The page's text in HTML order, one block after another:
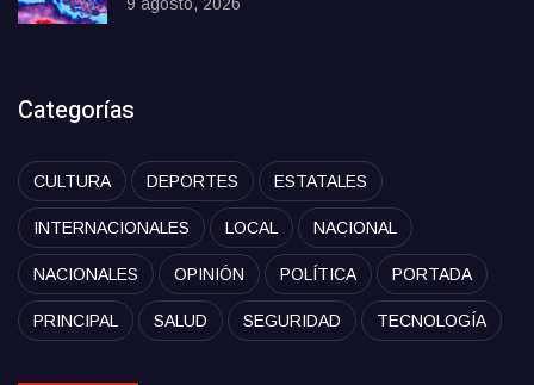
Categorías
CULTURA DEPORTES ESTATALES
INTERNACIONALES LOCAL NACIONAL
NACIONALES OPINIÓN POLÍTICA PORTADA
PRINCIPAL SALUD SEGURIDAD TECNOLOGÍA